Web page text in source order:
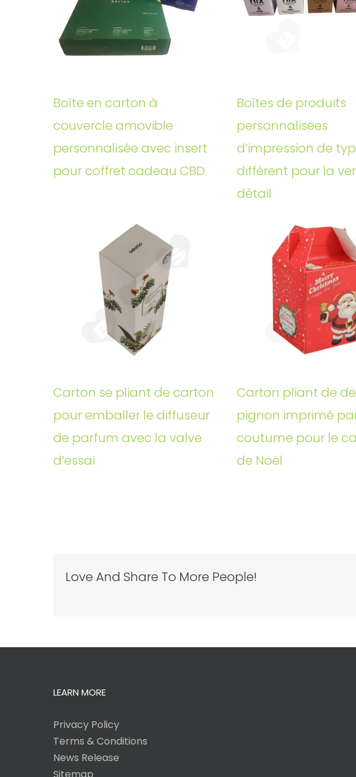
Boîte en carton à
couvercle amovible
personnalisée avec insert
pour coffret cadeau CBD
Boîtes de produits
personnalisées
d’impression de
différent pour la
détail
Carton se pliant de carton
pour emballer le diffuseur
de parfum avec la valve
d’essai
Carton pliant de
pignon imprimé
coutume pour le
de Noël
Love And Share To More People!
LEARN MORE
Privacy Policy
Terms & Conditions
News Release